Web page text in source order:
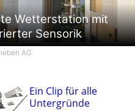
Wetterstation mit
Sensorik
AG
Ein Clip für alle
Untergründe